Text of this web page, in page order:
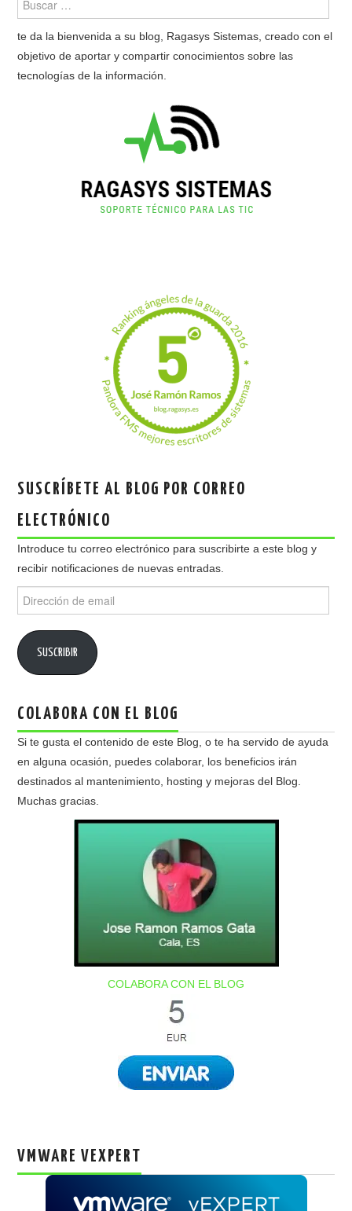
te da la bienvenida a su blog, Ragasys Sistemas, creado con el
objetivo de aportar y compartir conocimientos sobre las
tecnologías de la información.
SUSCRÍBETE AL BLOG POR CORREO
ELECTRÓNICO
Introduce tu correo electrónico para suscribirte a este blog y
recibir notificaciones de nuevas entradas.
de
SUSCRIBIR
COLABORA CON EL BLOG
Si te gusta el contenido de este Blog, o te ha servido de ayuda
en alguna ocasión, puedes colaborar, los beneficios irán
destinados al mantenimiento, hosting y mejoras del Blog.
Muchas gracias.
COLABORA CON EL BLOG
VMWARE VEXPERT